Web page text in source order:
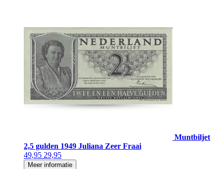
Muntbiljet
2,5 gulden 1949 Juliana Zeer Fraai
49,95 29,95
Meer informatie